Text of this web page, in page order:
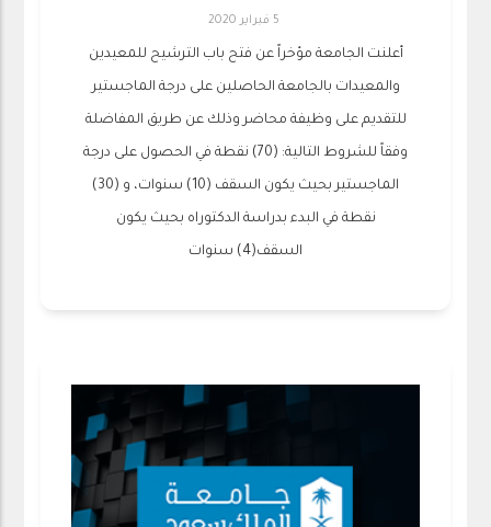
5 فبراير 2020
أعلنت الجامعة مؤخراً عن فتح باب الترشيح للمعيدين
والمعيدات بالجامعة الحاصلين على درجة الماجستير
للتقديم على وظيفة محاضر وذلك عن طريق المفاضلة
وفقاً للشروط التالية: (70) نقطة في الحصول على درجة
الماجستير بحيث يكون السقف (10) سنوات، و (30)
نقطة في البدء بدراسة الدكتوراه بحيث يكون
السقف(4) سنوات